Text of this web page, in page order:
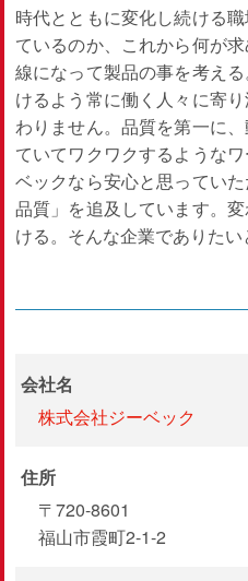
時代とともに変化し続ける
ているのか、これから何が
線になって製品の事を考え
けるよう常に働く人々に寄
わりません。品質を第一に
ていてワクワクするような
ベックなら安心と思ってい
品質」を追及しています。
ける。そんな企業でありたい
会社名
株式会社ジーベック
住所
〒720-8601
福山市霞町2-1-2